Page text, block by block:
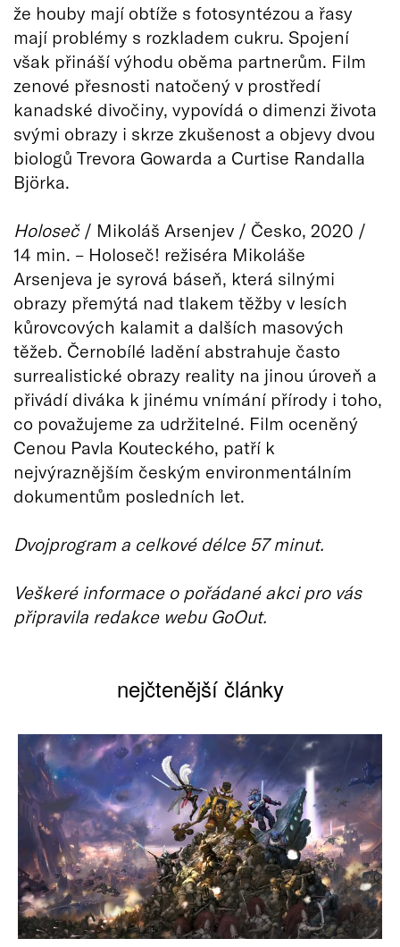
že houby mají obtíže s fotosyntézou a řasy
mají problémy s rozkladem cukru. Spojení
však přináší výhodu oběma partnerům. Film
zenové přesnosti natočený v prostředí
kanadské divočiny, vypovídá o dimenzi života
svými obrazy i skrze zkušenost a objevy dvou
biologů Trevora Gowarda a Curtise Randalla
Björka.
Holoseč/ Mikoláš Arsenjev / Česko, 2020 /
14 min. – Holoseč! režiséra Mikoláše
Arsenjeva je syrová báseň, která silnými
obrazy přemýtá nad tlakem těžby v lesích
kůrovcových kalamit a dalších masových
těžeb. Černobílé ladění abstrahuje často
surrealistické obrazy reality na jinou úroveň a
přivádí diváka k jinému vnímání přírody i toho,
co považujeme za udržitelné. Film oceněný
Cenou Pavla Kouteckého, patří k
nejvýraznějším českým environmentálním
dokumentům posledních let.
Dvojprogram a celkové délce 57 minut.
Veškeré informace o pořádané akci pro vás
připravila redakce webu GoOut.
nejčtenější články